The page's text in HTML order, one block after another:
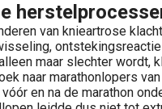
van knieartrose
maar slechter wordt,
naar marathonlopers
en na de marathon